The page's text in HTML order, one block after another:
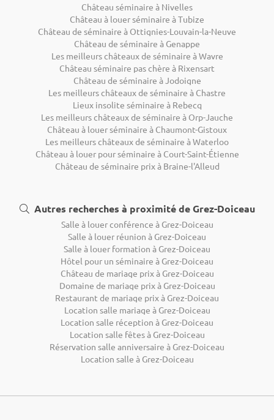
Château séminaire à Nivelles
Château à louer séminaire à Tubize
Château de séminaire à Ottignies-Louvain-la-Neuve
Château de séminaire à Genappe
Les meilleurs châteaux de séminaire à Wavre
Château séminaire pas chère à Rixensart
Château de séminaire à Jodoigne
Les meilleurs châteaux de séminaire à Chastre
Lieux insolite séminaire à Rebecq
Les meilleurs châteaux de séminaire à Orp-Jauche
Château à louer séminaire à Chaumont-Gistoux
Les meilleurs châteaux de séminaire à Waterloo
Château à louer pour séminaire à Court-Saint-Étienne
Château de séminaire prix à Braine-l'Alleud
Autres recherches à proximité de Grez-Doiceau
Salle à louer conférence à Grez-Doiceau
Salle à louer réunion à Grez-Doiceau
Salle à louer formation à Grez-Doiceau
Hôtel pour un séminaire à Grez-Doiceau
Château de mariage prix à Grez-Doiceau
Domaine de mariage prix à Grez-Doiceau
Restaurant de mariage prix à Grez-Doiceau
Location salle mariage à Grez-Doiceau
Location salle réception à Grez-Doiceau
Location salle fêtes à Grez-Doiceau
Réservation salle anniversaire à Grez-Doiceau
Location salle à Grez-Doiceau